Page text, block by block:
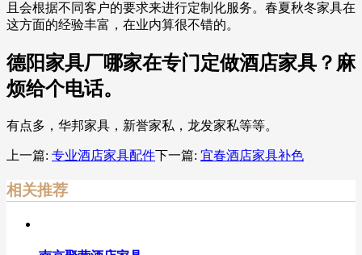
且会根据不同客户的要求来进行定制化服务。春夏秋冬家具在
这方面的经验丰富，在业内算很不错的。
德阳家具厂哪家在专门定做酒店家具？麻
烦给个电话。
有点多，华邦家具，新誉家私，龙发家私等等。
上一篇: 专业酒店家具配件下一篇: 宜春酒店家具补色
相关推荐